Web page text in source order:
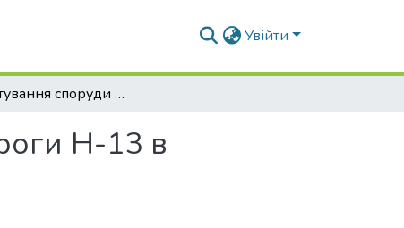
Увійти
Проектування споруди мосту через р. Говта дороги Н-13 в Полтавській області
Н-13 в